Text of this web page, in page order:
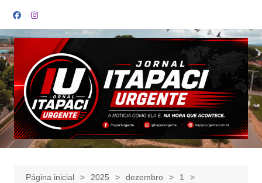
para
o
conteúdo
Página inicial 2025 dezembro
1